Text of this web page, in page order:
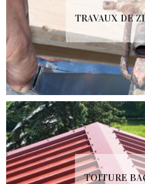
TRAVAUX DE
TOITURE